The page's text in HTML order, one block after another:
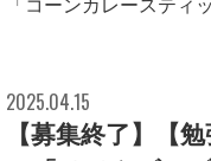
「コーンカレースティ
2025.04.15
【募集終了】【